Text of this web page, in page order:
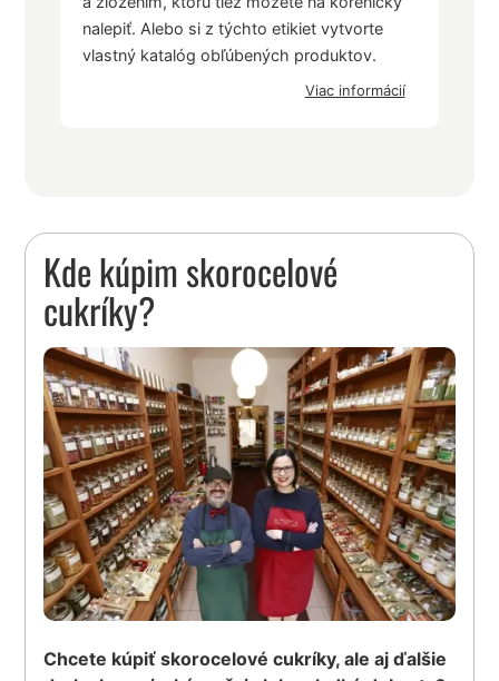
nalepiť. Alebo si z týchto etikiet vytvorte
vlastný katalóg obľúbených produktov.
Viac informácií
Kde kúpim skorocelové
cukríky?
Chcete kúpiť skorocelové cukríky, ale aj ďalšie